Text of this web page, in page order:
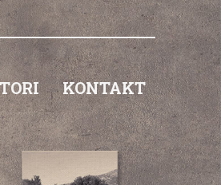
KONTAKT